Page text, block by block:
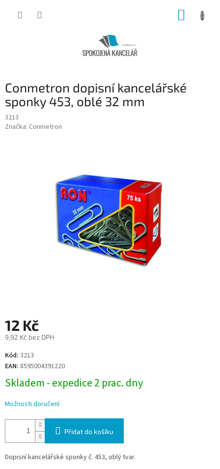
Conmetron dopisní kancelářské
sponky 453, oblé 32 mm
3213
Značka: Conmetron
12 Kč
9,92 Kč bez DPH
Měrná
cena:
Kód: 3213
EAN: 8595004391220
Skladem - expedice 2 prac. dny
Možnosti doručení
Přidat do košíku
Dopisní kancelářské sponky č. 453, oblý tvar.